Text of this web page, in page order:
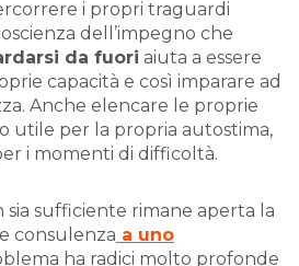
i propri traguardi
dell’impegno che
da fuori aiuta a essere
capacità e così imparare ad
Anche elencare le proprie
utile per la propria autostima,
i momenti di difficoltà.
sia sufficiente rimane aperta la
consulenza a uno
ha radici molto profonde